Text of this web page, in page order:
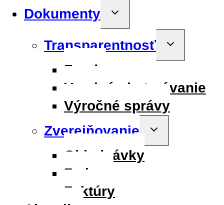
Dokumenty
Toggle
menu
Transparentnosť
Toggle
menu
Fondy
Verejné obstarávanie
Výročné správy
Zverejňovanie
Toggle
menu
Objednávky
Zmluvy
Faktúry